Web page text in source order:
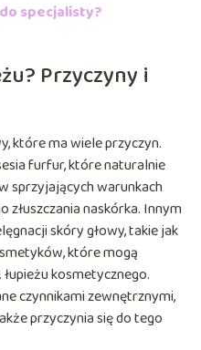
specjalisty?
Przyczyny i
które ma wiele przyczyn.
furfur, które naturalnie
sprzyjających warunkach
naskórka. Innym
skóry głowy, takie jak
które mogą
kosmetycznego.
czynnikami zewnętrznymi,
przyczynia się do tego